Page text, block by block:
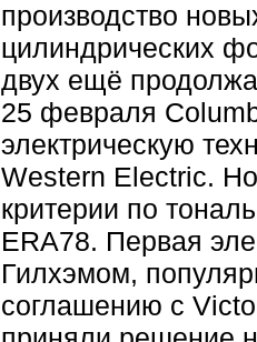
производство
цилиндрических
двух ещё
25 февраля
электрическую
Western Electric.
критерии по
ERA78. Первая
Гилхэмом,
соглашению с